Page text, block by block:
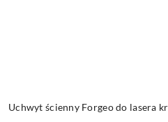
Uchwyt ścienny Forgeo do lasera